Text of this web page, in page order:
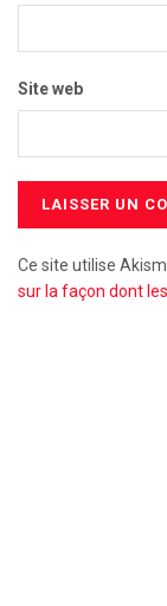
Site web
Ce site utilise
sur la façon dont